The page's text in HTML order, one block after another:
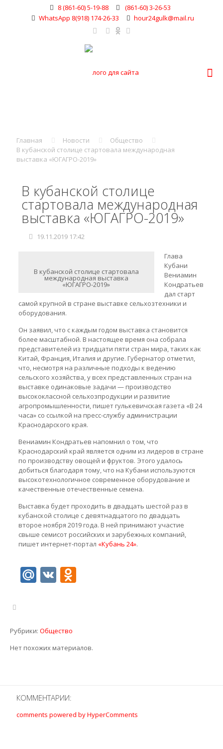
8 (861-60) 5-19-88
(861-60) 3-26-53
WhatsApp 8(918) 174-26-33
hour24gulk@mail.ru
Главная Новости
Общество
В кубанской столице стартовала международная
выставка «ЮГАГРО-2019»
В кубанской столице
стартовала международная
выставка «ЮГАГРО-2019»
19.11.2019 17:42
В кубанской столице стартовала
международная выставка
«ЮГАГРО-2019»
Глава
Кубани
Вениамин
Кондратьев
дал старт
самой крупной в стране выставке сельхозтехники и
оборудования.
Он заявил, что с каждым годом выставка становится
более масштабной. В настоящее время она собрала
представителей из тридцати пяти стран мира, таких как
Китай, Франция, Италия и другие. Губернатор отметил,
что, несмотря на различные подходы к ведению
сельского хозяйства, у всех представленных стран на
выставке одинаковые задачи — производство
высококлассной сельхозпродукции и развитие
агропромышленности, пишет гулькевичская газета «В 24
часа» со ссылкой на пресс-службу администрации
Краснодарского края.
Вениамин Кондратьев напомнил о том, что
Краснодарский край является одним из лидеров в стране
по производству овощей и фруктов. Этого удалось
добиться благодаря тому, что на Кубани используются
высокотехнологичное современное оборудование и
качественные отечественные семена.
Выставка будет проходить в двадцать шестой раз в
кубанской столице с девятнадцатого по двадцать
второе ноября 2019 года. В ней принимают участие
свыше семисот российских и зарубежных компаний,
пишет интернет-портал «Кубань 24».
Mail.Ru
VKOdnoklassniki
Рубрики: Общество
Нет похожих материалов.
КОММЕНТАРИИ:
comments powered by HyperComments